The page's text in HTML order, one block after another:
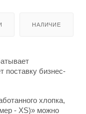
НАЛИЧИЕ
поставку бизнес-
хлопка,
- XS)» можно